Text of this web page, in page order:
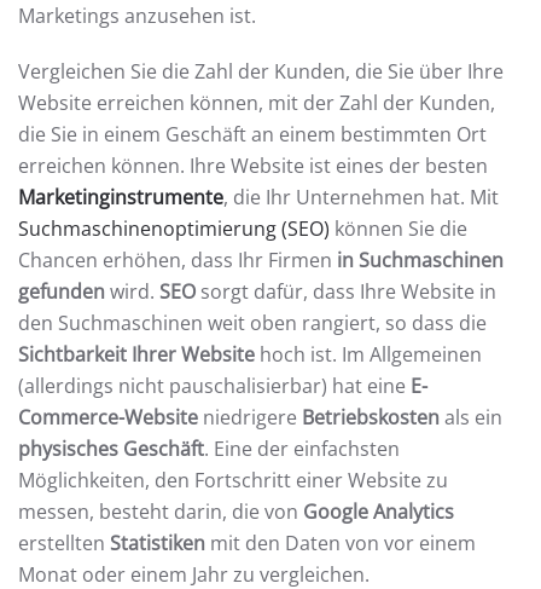
Marketings anzusehen ist.
Vergleichen Sie die Zahl der Kunden, die Sie über Ihre
Website erreichen können, mit der Zahl der Kunden,
die Sie in einem Geschäft an einem bestimmten Ort
erreichen können. Ihre Website ist eines der besten
Marketinginstrumente, die Ihr Unternehmen hat. Mit
Suchmaschinenoptimierung (SEO) können Sie die
Chancen erhöhen, dass Ihr Firmen in Suchmaschinen
gefundenwird. SEO sorgt dafür, dass Ihre Website in
den Suchmaschinen weit oben rangiert, so dass die
Sichtbarkeit Ihrer Website hoch ist. Im Allgemeinen
(allerdings nicht pauschalisierbar) hat eine E-
Commerce-Website niedrigere Betriebskostenals ein
physisches Geschäft. Eine der einfachsten
Möglichkeiten, den Fortschritt einer Website zu
messen, besteht darin, die von Google Analytics
erstellten Statistiken mit den Daten von vor einem
Monat oder einem Jahr zu vergleichen.